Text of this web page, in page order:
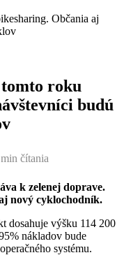
tomto roku
budú
čítania
k zelenej doprave.
nový cyklochodník.
dosahuje výšku 114 200
nákladov bude
systému.